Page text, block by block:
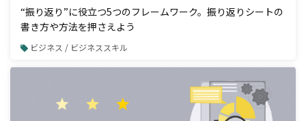
“振り返り”に役立つ5つのフレームワーク。振り返りシートの
書き方や方法を押さえよう
ビジネス / ビジネススキル